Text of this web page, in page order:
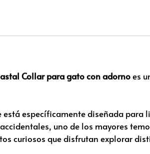
Collar para gato con adornoes
está específicamente diseñada
uno de los mayores
curiosos que disfrutan explorar